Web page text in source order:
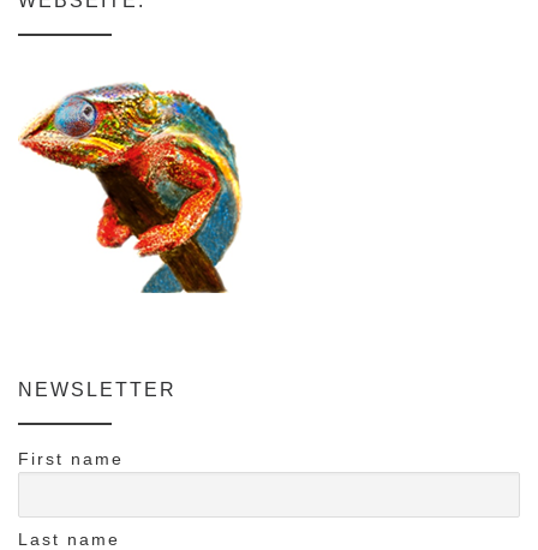
NEWSLETTER
First name
Last name